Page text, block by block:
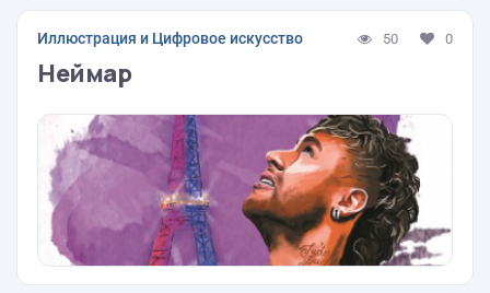
Иллюстрация и Цифровое искусство 50 0
Неймар